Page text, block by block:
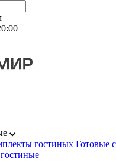
гостиных Готовые